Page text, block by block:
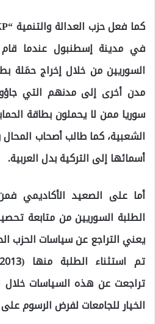
في مدينة إسطنبول عندما قام
السوريين من خلال إخراج حمَلة
مدن أخرى إلى مدنهم التي
سوريا ممن لا يحملون بطاقة
الشعبية، كما طالب أصحاب
أسمائها إلى التركية بدل العربية.
أما على الصعيد الأكاديمي
الطلبة السوريين من متابعة
يعني التراجع عن سياسات الحزب
تراجعت عن هذه السياسات خلال
الخيار للجامعات لفرض الرسوم